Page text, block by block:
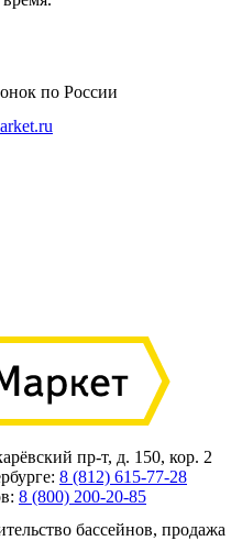
по России
пр-т, д. 150, кор. 2
8 (812) 615-77-28
8 (800) 200-20-85
бассейнов, продажа